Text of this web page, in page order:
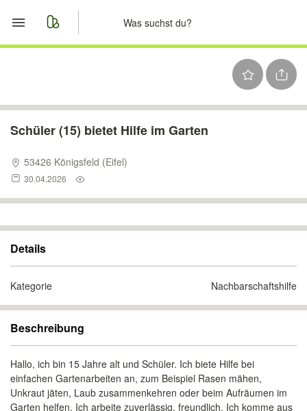
Nachrichten
Anzeige aufgeben
Schüler (15) bietet Hilfe im Garten
53426 Königsfeld (Eifel)
30.04.2026
Details
Kategorie Nachbarschaftshilfe
Beschreibung
Hallo, ich bin 15 Jahre alt und Schüler. Ich biete Hilfe bei
einfachen Gartenarbeiten an, zum Beispiel Rasen mähen,
Unkraut jäten, Laub zusammenkehren oder beim Aufräumen im
Garten helfen. Ich arbeite zuverlässig, freundlich. Ich komme aus